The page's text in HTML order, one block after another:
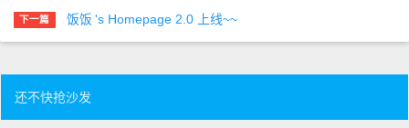
下一篇 饭饭 's Homepage 2.0 上线~~
还不快抢沙发